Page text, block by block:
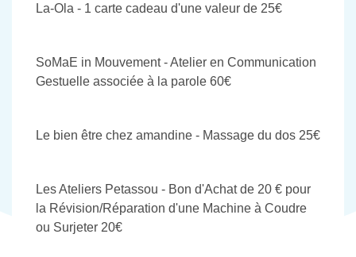
La-Ola - 1 carte cadeau d'une valeur de 25€
SoMaE in Mouvement - Atelier en Communication
Gestuelle associée à la parole 60€
Le bien être chez amandine - Massage du dos 25€
Les Ateliers Petassou - Bon d'Achat de 20 € pour
la Révision/Réparation d'une Machine à Coudre
ou Surjeter 20€